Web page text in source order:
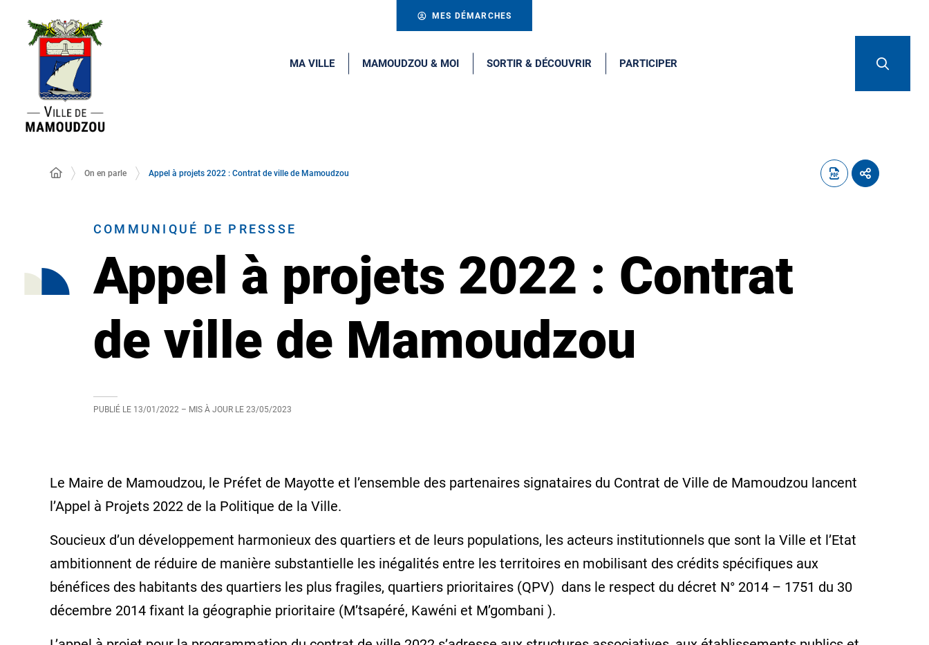
MES DÉMARCHES
MA VILLE MAMOUDZOU & MOI SORTIR & DÉCOUVRIR PARTICIPER
On en parle Appel à projets 2022 : Contrat de ville de Mamoudzou
COMMUNIQUÉ DE PRESSSE
Appel à projets 2022 : Contrat
de ville de Mamoudzou
PUBLIÉ LE 13/01/2022 – MIS À JOUR LE 23/05/2023
Le Maire de Mamoudzou, le Préfet de Mayotte et l’ensemble des partenaires signataires du Contrat de Ville de Mamoudzou lancent
l’Appel à Projets 2022 de la Politique de la Ville.
Soucieux d’un développement harmonieux des quartiers et de leurs populations, les acteurs institutionnels que sont la Ville et l’Etat
ambitionnent de réduire de manière substantielle les inégalités entre les territoires en mobilisant des crédits spécifiques aux
bénéfices des habitants des quartiers les plus fragiles, quartiers prioritaires (QPV) dans le respect du décret N° 2014 – 1751 du 30
décembre 2014 fixant la géographie prioritaire (M’tsapéré, Kawéni et M’gombani ).